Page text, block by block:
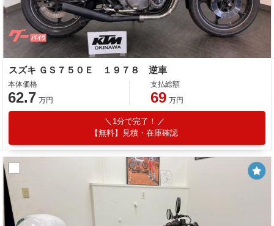
スズキ ＧＳ７５０Ｅ １９７８ 逆車
本体価格
62.7 万円
支払総額
69 万円
1分で完了！
【無料】見積・在庫確認